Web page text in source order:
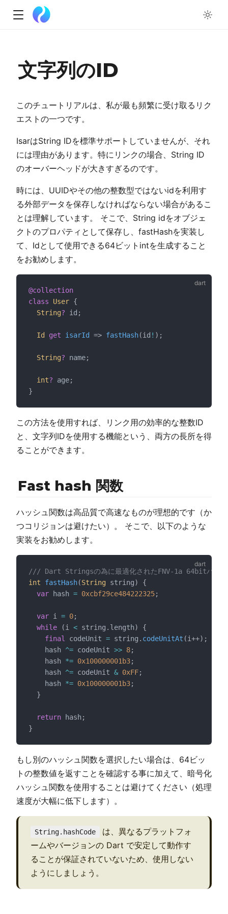
文字列のID
このチュートリアルは、私が最も頻繁に受け取るリク
エストの一つです。
IsarはString IDを標準サポートしていませんが、それ
には理由があります。特にリンクの場合、String ID
のオーバーヘッドが大きすぎるのです。
時には、UUIDやその他の整数型ではないidを利用す
る外部データを保存しなければならない場合があるこ
とは理解しています。 そこで、String idをオブジェ
クトのプロパティとして保存し、fastHashを実装し
て、Idとして使用できる64ビットintを生成すること
をお勧めします。
@collection
class
User {
String? id;
Id get isarId => fastHash(id ! );
String? name;
int? age;
}
この方法を使用すれば、リンク用の効率的な整数ID
と、文字列IDを使用する機能という、両方の長所を得
ることができます。
Fast hash 関数
ハッシュ関数は高品質で高速なものが理想的です（か
つコリジョンは避けたい）。 そこで、以下のような
実装をお勧めします。
/// Dart Stringsの為に最適化されたFNV-1a 64bitハッシ
int
fastHash(String string) {
var hash = 0xcbf29ce484222325;
var i = 0;
while (i < string.length) {
final
codeUnit = string. codeUnitAt (i++);
    hash
^= codeUnit >> 8;
    hash
*= 0x100000001b3;
    hash
^= codeUnit & 0xFF;
    hash
*= 0x100000001b3;
  }
return hash;
}
もし別のハッシュ関数を選択したい場合は、64ビッ
トの整数値を返すことを確認する事に加えて、暗号化
ハッシュ関数を使用することは避けてください（処理
速度が大幅に低下します）。
String.hashCode
は、異なるプラットフォ
ームやバージョンの Dart で安定して動作す
ることが保証されていないため、使用しない
ようにしましょう。